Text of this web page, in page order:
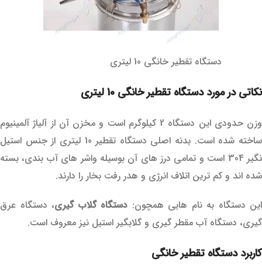
دستگاه تقطیر خانگی 10 لیتری
نکاتی در مورد دستگاه تقطیر خانگی 10 لیتری
وزن حدودی این دستگاه 2 کیلوگرم است و مخزن آن از آلیاژ آلمینیوم
ساخته شده است. بدنه اصلی دستگاه تقطیر 10 لیتری از جنس استیل
نگیر 304 است و تمامی درز های آن بوسیله واشر های آب بندی، بسته
شده اند و کم ترین اتلاف انرژی و هدر رفت بخار را دارند.
این دستگاه به نام هایی همچون: دستگاه گلاب گیری، دستگاه عرق
گیری، دستگاه آب مقطر گیری و گلابگیر استیل نیز معروف است.
کاربرد دستگاه تقطیر خانگی